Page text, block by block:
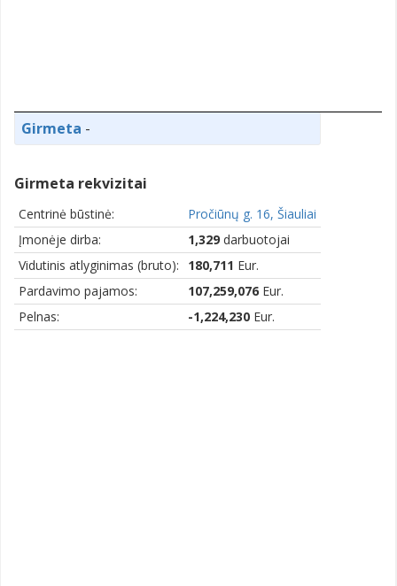
Girmeta -
Girmeta rekvizitai
Centrinė būstinė:
Pročiūnų g. 16, Šiauliai
Įmonėje dirba:
1,329 darbuotojai
Vidutinis atlyginimas (bruto):
180,711 Eur.
Pardavimo pajamos:
107,259,076 Eur.
Pelnas:
-1,224,230 Eur.